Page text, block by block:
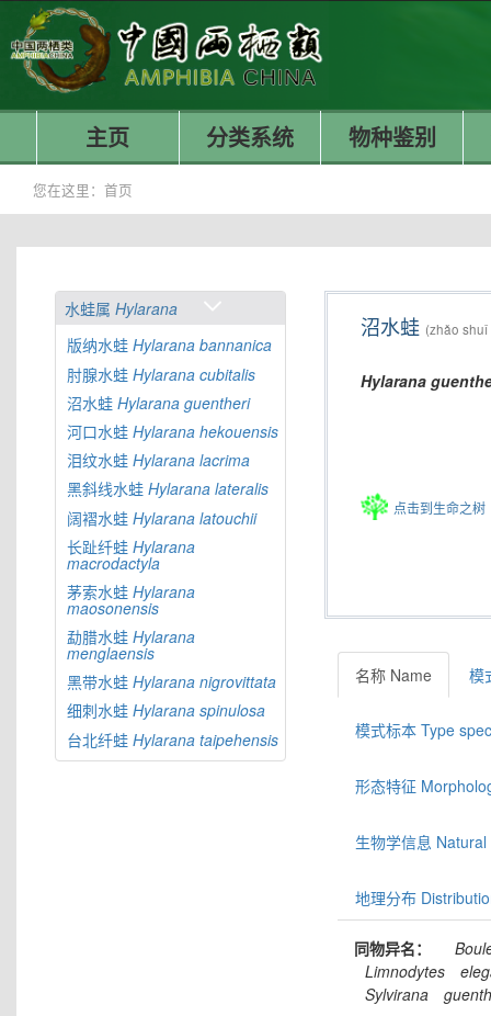
主页 分类系统 物种鉴别
您在这里： 首页
水蛙属 Hylarana
版纳水蛙 Hylarana bannanica
肘腺水蛙 Hylarana cubitalis
沼水蛙 Hylarana guentheri
河口水蛙 Hylarana hekouensis
泪纹水蛙 Hylarana lacrima
黑斜线水蛙 Hylarana lateralis
阔褶水蛙 Hylarana latouchii
长趾纤蛙 Hylarana
macrodactyla
茅索水蛙 Hylarana
maosonensis
勐腊水蛙 Hylarana
menglaensis
黑带水蛙 Hylarana nigrovittata
细刺水蛙 Hylarana spinulosa
台北纤蛙 Hylarana taipehensis
沼水蛙 (zhǎo shuǐ
Hylarana
点击到生命之树
名称 Name 模
模式标本 Type
形态特征
生物学信息
地理分布
同物异名：
Limnodytes
Sylvirana